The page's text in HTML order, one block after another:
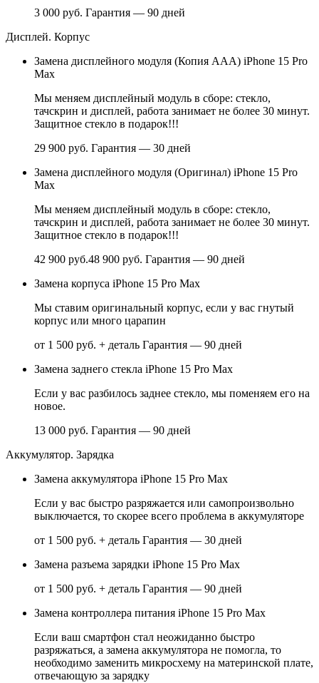
3 000 руб. Гарантия — 90 дней
Дисплей. Корпус
Замена дисплейного модуля (Копия ААА) iPhone 15 Pro
Max
Мы меняем дисплейный модуль в сборе: стекло,
тачскрин и дисплей, работа занимает не более 30 минут.
Защитное стекло в подарок!!!
29 900 руб. Гарантия — 30 дней
Замена дисплейного модуля (Оригинал) iPhone 15 Pro
Max
Мы меняем дисплейный модуль в сборе: стекло,
тачскрин и дисплей, работа занимает не более 30 минут.
Защитное стекло в подарок!!!
42 900 руб.48 900 руб. Гарантия — 90 дней
Замена корпуса iPhone 15 Pro Max
Мы ставим оригинальный корпус, если у вас гнутый
корпус или много царапин
от 1 500 руб. + деталь Гарантия — 90 дней
Замена заднего стекла iPhone 15 Pro Max
Если у вас разбилось заднее стекло, мы поменяем его на
новое.
13 000 руб. Гарантия — 90 дней
Аккумулятор. Зарядка
Замена аккумулятора iPhone 15 Pro Max
Если у вас быстро разряжается или самопроизвольно
выключается, то скорее всего проблема в аккумуляторе
от 1 500 руб. + деталь Гарантия — 30 дней
Замена разъема зарядки iPhone 15 Pro Max
от 1 500 руб. + деталь Гарантия — 90 дней
Замена контроллера питания iPhone 15 Pro Max
Если ваш смартфон стал неожиданно быстро
разряжаться, а замена аккумулятора не помогла, то
необходимо заменить микросхему на материнской плате,
отвечающую за зарядку